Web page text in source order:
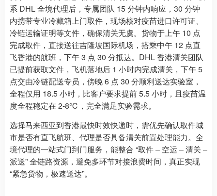
系 DHL 全境代理后，专属团队 15 分钟内响应，30 分钟
内携带专业冷藏箱上门取件，现场核对疫苗进口许可证、
冷链运输证明等文件，确保清关无虞。货物于上午 10 点
完成取件，直接送往吉隆坡国际机场，搭乘中午 12 点直
飞香港的航班，下午 3 点 30 分抵达。DHL 香港清关团队
已提前获取文件，飞机落地后 1 小时内完成清关，下午 5
点交由冷链配送专员，傍晚 6 点 30 分顺利送达实验室，
全程仅用 18.5 小时，比客户要求提前 5.5 小时，且疫苗温
度全程稳定在 2-8℃，完全满足实验需求。
选择马来西亚到香港最快时效快递时，需优先确认取件城
市是否有直飞航班、代理是否具备清关前置处理能力。全
境代理的一站式门到门服务，能整合 “取件 – 空运 – 清关 –
派送” 全链路资源，避免多环节对接浪费时间，真正实现
“紧急货物，极速送达”。